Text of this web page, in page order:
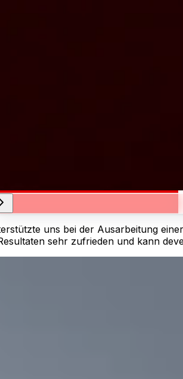
uns bei der Ausarbeitung
sehr zufrieden und kann